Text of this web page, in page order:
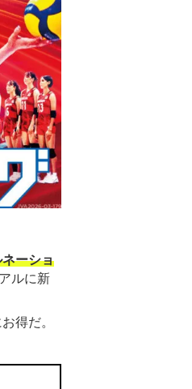
ーショ
ルに新
得だ。